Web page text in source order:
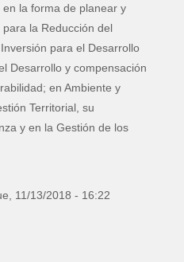
la forma de planear y
la Reducción del
para el Desarrollo
Desarrollo y compensación
en Ambiente y
Territorial, su
y en la Gestión de los
11/13/2018 - 16:22